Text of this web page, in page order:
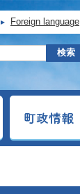
Foreign language